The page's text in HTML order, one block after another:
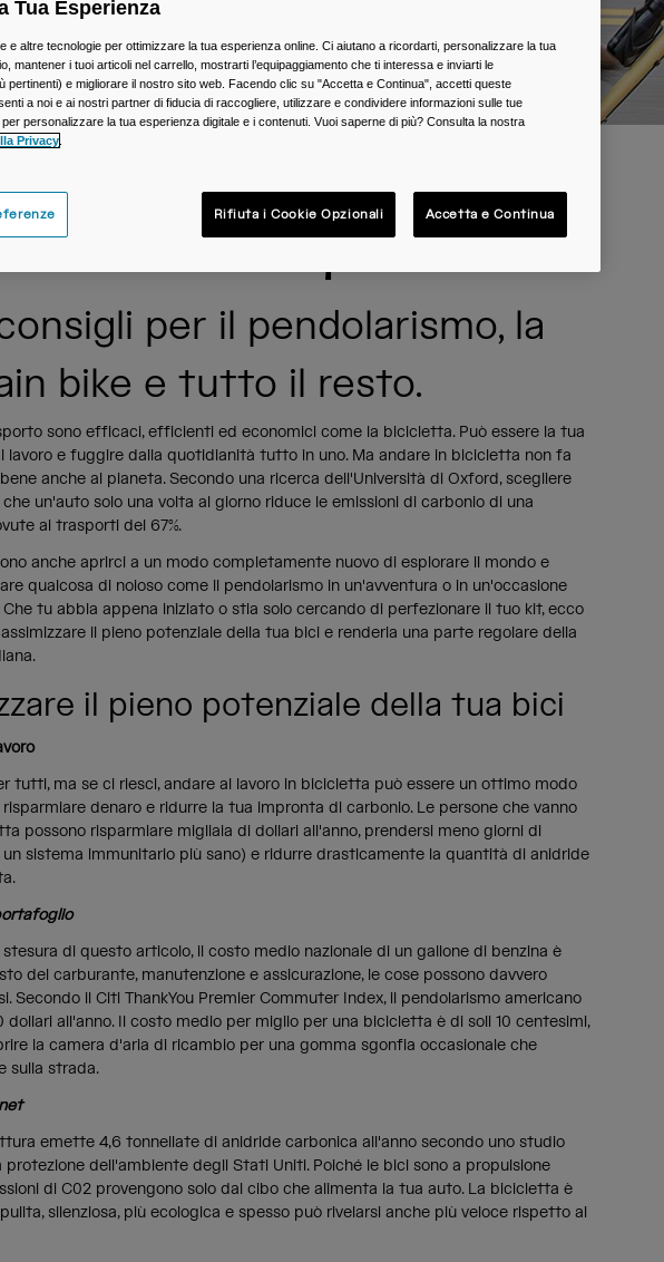
rendere la bicicletta
tua vita quotidiana
per il pendolarismo, la
bike e tutto il resto.
sono efficaci, efficienti ed economici come la bicicletta. Può essere la tua
lavoro e fuggire dalla quotidianità tutto in uno. Ma andare in bicicletta non fa
anche al pianeta. Secondo una ricerca dell'Università di Oxford, scegliere
un'auto solo una volta al giorno riduce le emissioni di carbonio di una
ai trasporti del 67%.
anche aprirci a un modo completamente nuovo di esplorare il mondo e
qualcosa di noioso come il pendolarismo in un'avventura o in un'occasione
tu abbia appena iniziato o stia solo cercando di perfezionare il tuo kit, ecco
il pieno potenziale della tua bici e renderla una parte regolare della
il pieno potenziale della tua bici
tutti, ma se ci riesci, andare al lavoro in bicicletta può essere un ottimo modo
denaro e ridurre la tua impronta di carbonio. Le persone che vanno
possono risparmiare migliaia di dollari all'anno, prendersi meno giorni di
sistema immunitario più sano) e ridurre drasticamente la quantità di anidride
di questo articolo, il costo medio nazionale di un gallone di benzina è
del carburante, manutenzione e assicurazione, le cose possono davvero
Secondo il Citi ThankYou Premier Commuter Index, il pendolarismo americano
all'anno. Il costo medio per miglio per una bicicletta è di soli 10 centesimi,
la camera d'aria di ricambio per una gomma sgonfia occasionale che
sulla strada.
emette 4,6 tonnellate di anidride carbonica all'anno secondo uno studio
protezione dell'ambiente degli Stati Uniti. Poiché le bici sono a propulsione
di C02 provengono solo dal cibo che alimenta la tua auto. La bicicletta è
silenziosa, più ecologica e spesso può rivelarsi anche più veloce rispetto ai
Tua Esperienza
e altre tecnologie per ottimizzare la tua esperienza online. Ci aiutano a ricordarti, personalizzare la tua
mantener i tuoi articoli nel carrello, mostrarti l’equipaggiamento che ti interessa e inviarti le
pertinenti) e migliorare il nostro sito web. Facendo clic su "Accetta e Continua", accetti queste
a noi e ai nostri partner di fiducia di raccogliere, utilizzare e condividere informazioni sulle tue
personalizzare la tua esperienza digitale e i contenuti. Vuoi saperne di più? Consulta la nostra
Privacy
Rifiuta i Cookie Opzionali Accetta e Continua